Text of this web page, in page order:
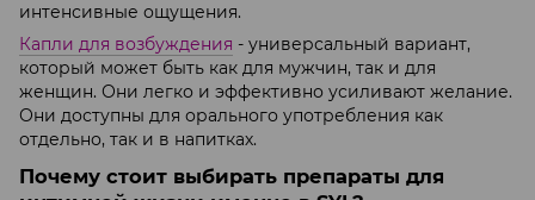
интенсивные ощущения.
Капли для возбуждения - универсальный вариант,
который может быть как для мужчин, так и для
женщин. Они легко и эффективно усиливают желание.
Они доступны для орального употребления как
отдельно, так и в напитках.
Почему стоит выбирать препараты для